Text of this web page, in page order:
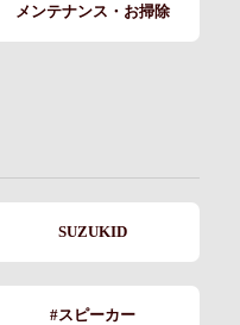
メンテナンス・お掃除
SUZUKID
#スピーカー